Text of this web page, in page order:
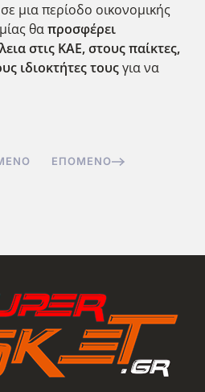
μια περίοδο οικονομικής
θαπροσφέρει
στις ΚΑΕ, στους παίκτες,
ιδιοκτήτες τουςγια να
ΕΠΌΜΕΝΟ